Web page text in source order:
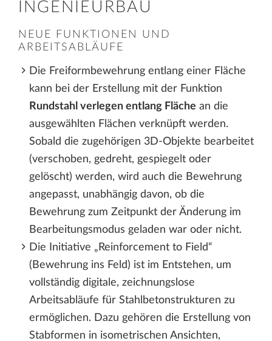
INGENIEURBAU
NEUE FUNKTIONEN UND
ARBEITSABLÄUFE
Die Freiformbewehrung entlang einer Fläche
kann bei der Erstellung mit der Funktion
Rundstahl verlegen entlang Fläche an die
ausgewählten Flächen verknüpft werden.
Sobald die zugehörigen 3D-Objekte bearbeitet
(verschoben, gedreht, gespiegelt oder
gelöscht) werden, wird auch die Bewehrung
angepasst, unabhängig davon, ob die
Bewehrung zum Zeitpunkt der Änderung im
Bearbeitungsmodus geladen war oder nicht.
Die Initiative „Reinforcement to Field“
(Bewehrung ins Feld) ist im Entstehen, um
vollständig digitale, zeichnungslose
Arbeitsabläufe für Stahlbetonstrukturen zu
ermöglichen. Dazu gehören die Erstellung von
Stabformen in isometrischen Ansichten,